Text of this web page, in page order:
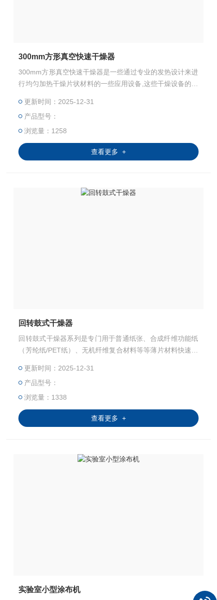
300mm方形真空快速干燥器
300mm方形真空快速干燥器是一些通过专业的发热设计来进
行均匀加热干燥片状材料的一些应用设备,这些干燥设备的加
热水循环加热的等等几种方式，最终目的是实现材料的均匀
快速干燥，可杜绝干燥不均匀，材料褶皱等等现象。
更新时间：2025-12-31
产品型号：
浏览量：1258
查看更多 +
回转鼓式干燥器
回转鼓式干燥器系列是专门用于普通纸张、合成纤维功能纸
（芳纶纸/PET纸）、无机纤维复合材料等等薄片材料快速干
用不锈钢材料，使用电热方式，双重温度传感控制系统。
更新时间：2025-12-31
产品型号：
浏览量：1338
查看更多 +
实验室小型涂布机